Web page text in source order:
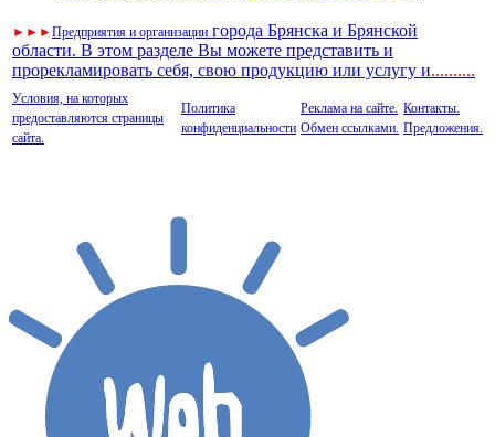
► ► ►Предприятия и организации города Брянска и Брянской
области. В этом разделе Вы можете представить и
прорекламировать себя, свою продукцию или услугу и..........
Условия, на которых
предоставляются страницы
сайта.
Политика
конфиденциальности
Реклама на сайте.
Обмен ссылками.
Контакты.
Предложения.